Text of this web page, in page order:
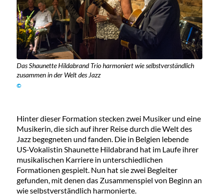
Das Shaunette Hildabrand Trio harmoniert wie selbstverständlich
zusammen in der Welt des Jazz
©
Hinter dieser Formation stecken zwei Musiker und eine
Musikerin, die sich auf ihrer Reise durch die Welt des
Jazz begegneten und fanden. Die in Belgien lebende
US-Vokalistin Shaunette Hildabrand hat im Laufe ihrer
musikalischen Karriere in unterschiedlichen
Formationen gespielt. Nun hat sie zwei Begleiter
gefunden, mit denen das Zusammenspiel von Beginn an
wie selbstverständlich harmonierte.